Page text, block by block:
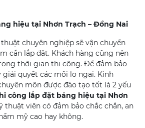
hiệu tại Nhơn Trạch – Đồng Nai
chuyên nghiệp sẽ vận chuyển
cần lắp đặt. Khách hàng cũng nên
thời gian thi công. Để đảm bảo
giải quyết các mối lo ngại. Kinh
môn được đào tạo tốt là 2 yếu
công lắp đặt bảng hiệu tại Nhơn
thuật viên có đảm bảo chắc chắn, an
mỹ cao hay không.